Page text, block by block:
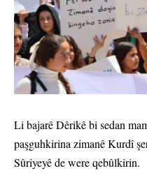
Li bajarê Dêrikê bi sedan
paşguhkirina zimanê Kurdî
Sûriyeyê de were qebûlkirin.